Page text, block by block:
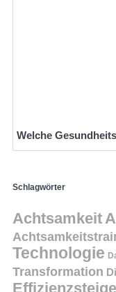
Welche
Schlagwörter
Achtsamkeit
Technologie
Transformation